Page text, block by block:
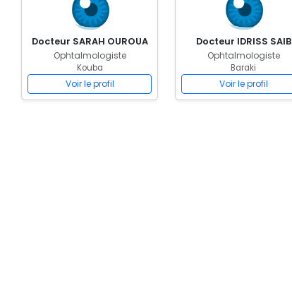
Docteur SARAH OUROUA
Ophtalmologiste
Kouba
Voir le profil
Docteur IDRISS SAIB
Ophtalmologiste
Baraki
Voir le profil